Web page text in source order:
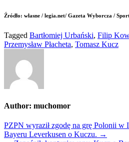
Źródło: własne / legia.net/ Gazeta Wyborcza /
Tagged Bartłomiej Urbański, Filip
Przemysław Płacheta, Tomasz Kucz
Author: muchomor
Nawigacja
PZPN wyraził zgodę na grę Polonii
Bayeru Leverkusen o Kuczu. →